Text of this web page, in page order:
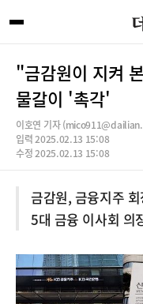
"금감원이 지켜
물갈이 '촉각'
이호연 기자
입력 2025.02.13 15:08
수정 2025.02.13 15:08
금감원, 금융지주
5대 금융 이사회 의